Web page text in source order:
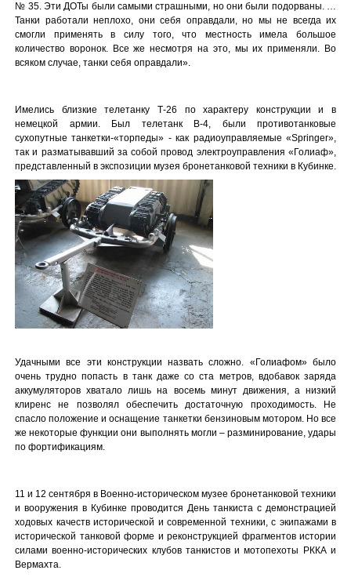
№ 35. Эти ДОТы были самыми страшными, но они были подорваны. …
Танки работали неплохо, они себя оправдали, но мы не всегда их
смогли применять в силу того, что местность имела большое
количество воронок. Все же несмотря на это, мы их применяли. Во
всяком случае, танки себя оправдали».
Имелись близкие телетанку Т-26 по характеру конструкции и в
немецкой армии. Был телетанк В-4, были противотанковые
сухопутные танкетки-«торпеды» - как радиоуправляемые «Springer»,
так и разматывавший за собой провод электроуправления «Голиаф»,
представленный в экспозиции музея бронетанковой техники в Кубинке.
Удачными все эти конструкции назвать сложно. «Голиафом» было
очень трудно попасть в танк даже со ста метров, вдобавок заряда
аккумуляторов хватало лишь на восемь минут движения, а низкий
клиренс не позволял обеспечить достаточную проходимость. Не
спасло положение и оснащение танкетки бензиновым мотором. Но все
же некоторые функции они выполнять могли – разминирование, удары
по фортификациям.
11 и 12 сентября в Военно-историческом музее бронетанковой техники
и вооружения в Кубинке проводится День танкиста с демонстрацией
ходовых качеств исторической и современной техники, с экипажами в
исторической танковой форме и реконструкцией фрагментов истории
силами военно-исторических клубов танкистов и мотопехоты РККА и
Вермахта.